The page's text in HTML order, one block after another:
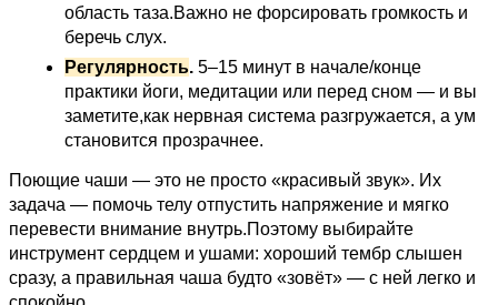
область таза.Важно не форсировать громкость и
беречь слух.
Регулярность. 5–15 минут в начале/конце
практики йоги, медитации или перед сном — и вы
заметите,как нервная система разгружается, а ум
становится прозрачнее.
Поющие чаши — это не просто «красивый звук». Их
задача — помочь телу отпустить напряжение и мягко
перевести внимание внутрь.Поэтому выбирайте
инструмент сердцем и ушами: хороший тембр слышен
сразу, а правильная чаша будто «зовёт» — с ней легко и